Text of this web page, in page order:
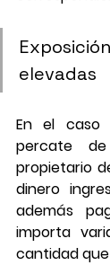
elevadas
En el caso
percate
propietario
dinero
además
importa
cantidad